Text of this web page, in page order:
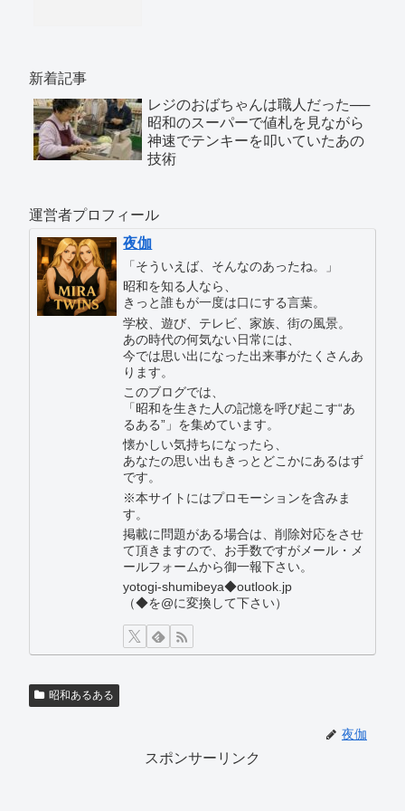
新着記事
レジのおばちゃんは職人だった──
昭和のスーパーで値札を見ながら
神速でテンキーを叩いていたあの
技術
運営者プロフィール
夜伽
「そういえば、そんなのあったね。」
昭和を知る人なら、
きっと誰もが一度は口にする言葉。
学校、遊び、テレビ、家族、街の風景。
あの時代の何気ない日常には、
今では思い出になった出来事がたくさんあ
ります。
このブログでは、
「昭和を生きた人の記憶を呼び起こす“あ
るある”」を集めています。
懐かしい気持ちになったら、
あなたの思い出もきっとどこかにあるはず
です。
※本サイトにはプロモーションを含みま
す。
掲載に問題がある場合は、削除対応をさせ
て頂きますので、お手数ですがメール・メ
ールフォームから御一報下さい。
yotogi-shumibeya◆outlook.jp
（◆を@に変換して下さい）
昭和あるある
夜伽
スポンサーリンク